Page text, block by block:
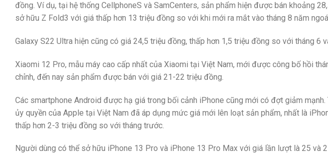
đồng. Ví dụ, tại hệ thống CellphoneS và SamCenters, sản phẩm hiện được bán khoảng
sở hữu Z Fold3 với giá thấp hơn 13 triệu đồng so với khi mới ra mắt vào tháng 8 năm
Galaxy S22 Ultra hiện cũng có giá 24,5 triệu đồng, thấp hơn 1,5 triệu đồng so với tháng 6
Xiaomi 12 Pro, mẫu máy cao cấp nhất của Xiaomi tại Việt Nam, mới được công bố hồi
chỉnh, đến nay sản phẩm được bán với giá 21-22 triệu đồng.
Các smartphone Android được hạ giá trong bối cảnh iPhone cũng mới có đợt giảm
ủy quyền của Apple tại Việt Nam đã áp dụng mức giá mới lên loạt sản phẩm, nhất là
thấp hơn 2-3 triệu đồng so với tháng trước.
Người dùng có thể sở hữu iPhone 13 Pro và iPhone 13 Pro Max với giá lần lượt là 25 và